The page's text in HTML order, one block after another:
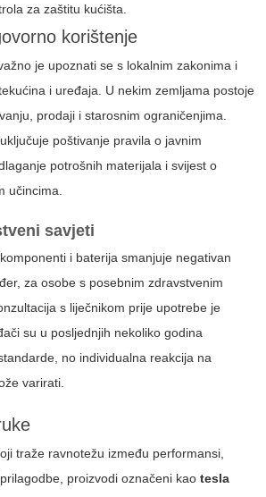
za zaštitu kućišta.
korištenje
je upoznati se s lokalnim zakonima i
i uređaja. U nekim zemljama postoje
prodaji i starosnim ograničenjima.
poštivanje pravila o javnim
potrošnih materijala i svijest o
učincima.
savjeti
i baterija smanjuje negativan
za osobe s posebnim zdravstvenim
s liječnikom prije upotrebe je
su u posljednjih nekoliko godina
no individualna reakcija na
varirati.
traže ravnotežu između performansi,
proizvodi označeni kao tesla